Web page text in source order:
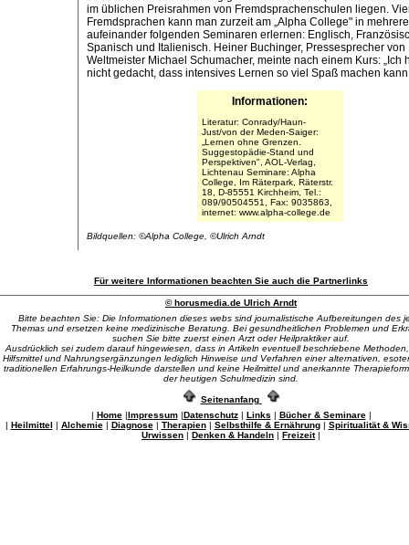
im üblichen Preisrahmen von Fremdsprachenschulen liegen.
Fremdsprachen kann man zurzeit am „Alpha College" in
aufeinander folgenden Seminaren erlernen: Englisch,
Spanisch und Italienisch. Heiner Buchinger, Pressesprecher von
Weltmeister Michael Schumacher, meinte nach einem Kurs: „Ich
nicht gedacht, dass intensives Lernen so viel Spaß machen
Informationen:
Literatur: Conrady/Haun-
Just/von der Meden-Saiger:
„Lernen ohne Grenzen.
Suggestopädie-Stand und
Perspektiven", AOL-Verlag,
Lichtenau Seminare: Alpha
College, Im Räterpark, Räterstr.
18, D-85551 Kirchheim, Tel.:
089/90504551, Fax: 9035863,
internet: www.alpha-college.de
Bildquellen: ©Alpha College, ©Ulrich Arndt
Für weitere Informationen beachten Sie auch die Partnerlinks
© horusmedia.de Ulrich Arndt
Bitte beachten Sie: Die Informationen dieses webs sind journalistische Aufbereitungen des
Themas und ersetzen keine medizinische Beratung. Bei gesundheitlichen Problemen und
suchen Sie bitte zuerst einen Arzt oder Heilpraktiker auf.
Ausdrücklich sei zudem darauf hingewiesen, dass in Artikeln eventuell beschriebene
Hilfsmittel und Nahrungsergänzungen lediglich Hinweise und Verfahren einer alternativen,
traditionellen Erfahrungs-Heilkunde darstellen und keine Heilmittel und anerkannte
der heutigen Schulmedizin sind.
Seitenanfang
| Home|Impressum|Datenschutz| Links | Bücher & Seminare|
| Heilmittel | Alchemie| Diagnose| Therapien| Selbsthilfe & Ernährung| Spiritualität &
Urwissen | Denken & Handeln | Freizeit|